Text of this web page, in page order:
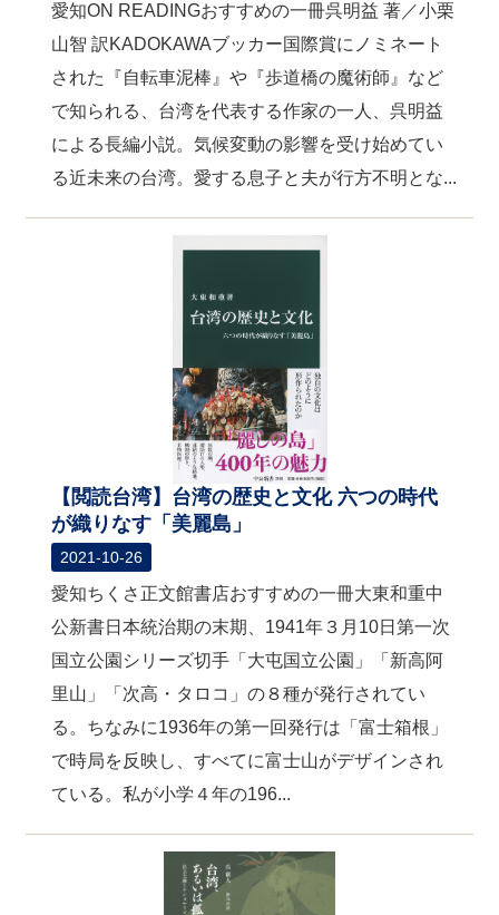
愛知ON READINGおすすめの一冊呉明益 著／小栗
山智 訳KADOKAWAブッカー国際賞にノミネート
された『自転車泥棒』や『歩道橋の魔術師』など
で知られる、台湾を代表する作家の一人、呉明益
による長編小説。気候変動の影響を受け始めてい
る近未来の台湾。愛する息子と夫が行方不明とな...
【閲読台湾】台湾の歴史と文化 六つの時代
が織りなす「美麗島」
2021-10-26
愛知ちくさ正文館書店おすすめの一冊大東和重中
公新書日本統治期の末期、1941年３月10日第一次
国立公園シリーズ切手「大屯国立公園」「新高阿
里山」「次高・タロコ」の８種が発行されてい
る。ちなみに1936年の第一回発行は「富士箱根」
で時局を反映し、すべてに富士山がデザインされ
ている。私が小学４年の196...